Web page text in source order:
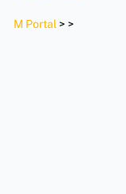
M Portal > >